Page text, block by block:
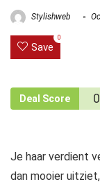
Stylishweb
Save
0
Deal Score 0
Je haar verdient
dan mooier